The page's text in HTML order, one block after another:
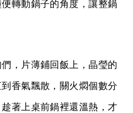
轉動鍋子的角度，讓整鍋
，片薄鋪回飯上，晶瑩的
香氣飄散，關火燜個數分
著上桌前鍋裡還溫熱，才